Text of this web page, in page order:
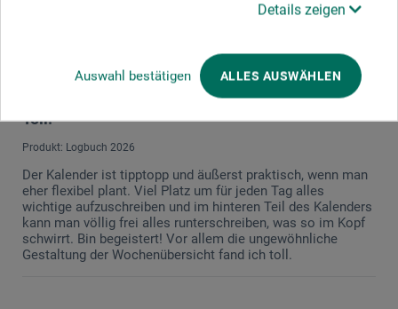
Details zeigen
Auswahl bestätigen ALLES AUSWÄHLEN
22.12.2021
Toll!
Produkt: Logbuch 2026
Der Kalender ist tipptopp und äußerst praktisch, wenn man
eher flexibel plant. Viel Platz um für jeden Tag alles
wichtige aufzuschreiben und im hinteren Teil des Kalenders
kann man völlig frei alles runterschreiben, was so im Kopf
schwirrt. Bin begeistert! Vor allem die ungewöhnliche
Gestaltung der Wochenübersicht fand ich toll.